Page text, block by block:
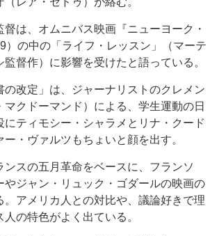
は、オムニバス映画『ニューヨーク・
）の中の「ライフ・レッスン」（マーテ
監督作）に影響を受けたと語っている。
改定」は、ジャーナリストのクレメン
マクドーマンド）による、学生運動の日
にティモシー・シャラメとリナ・クード
ー・ヴァルツもちょいと顔を出す。
スの五月革命をベースに、フランソ
やジャン・リュック・ゴダールの映画の
。アメリカ人との対比や、議論好きで理
の特色がよく出ている。